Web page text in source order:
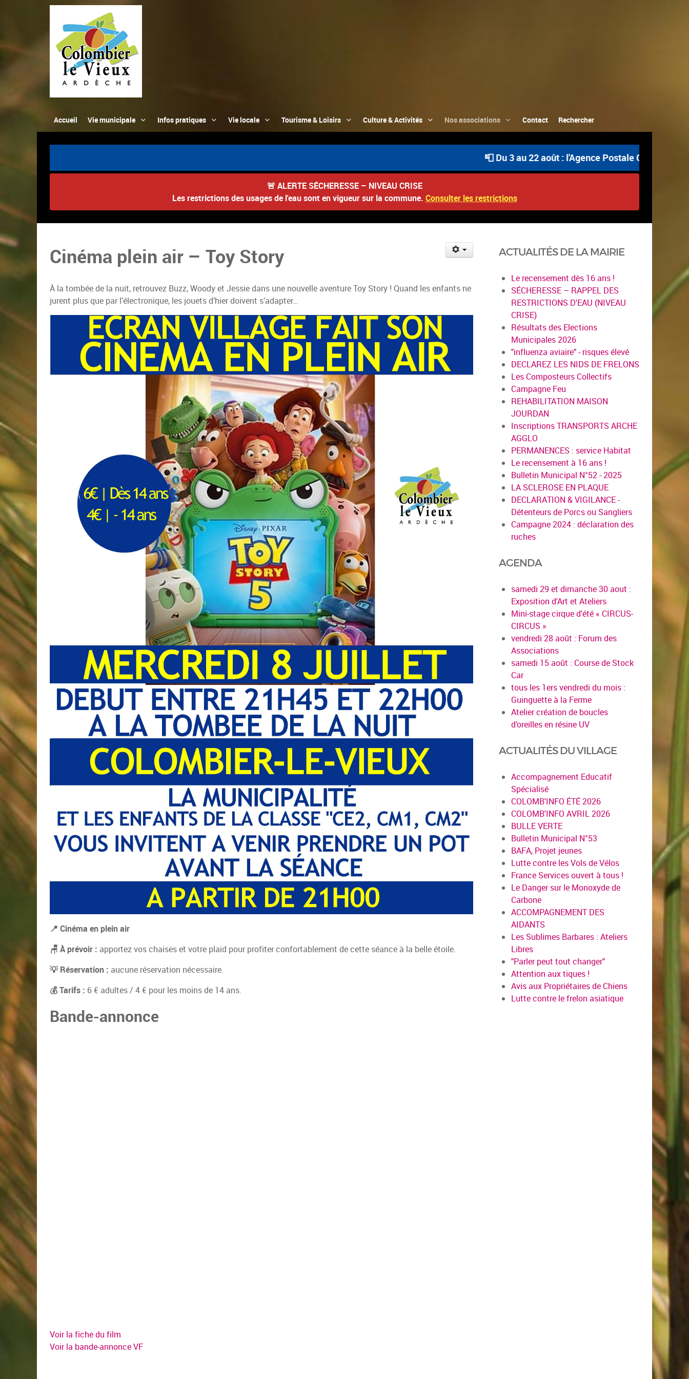
Accueil Vie municipale Infos pratiques Vie locale Tourisme & Loisirs Culture & Activités Nos associations Contact Rechercher
📮 Du 3 au 22 août : l'Agence Postale Communale est
🚨 ALERTE SÉCHERESSE – NIVEAU CRISE
Les restrictions des usages de l'eau sont en vigueur sur la commune. Consulter les restrictions
Cinéma plein air – Toy Story
À la tombée de la nuit, retrouvez Buzz, Woody et Jessie dans une nouvelle aventure Toy Story ! Quand les enfants ne
jurent plus que par l’électronique, les jouets d’hier doivent s’adapter…
📍 Cinéma en plein air
🪑 À prévoir : apportez vos chaises et votre plaid pour profiter confortablement de cette séance à la belle étoile.
💡 Réservation : aucune réservation nécessaire.
💰 Tarifs : 6 € adultes / 4 € pour les moins de 14 ans.
Bande-annonce
Voir la fiche du film
Voir la bande-annonce VF
ACTUALITÉS DE LA MAIRIE
Le recensement dès 16 ans !
SÉCHERESSE – RAPPEL DES
RESTRICTIONS D'EAU (NIVEAU
CRISE)
Résultats des Elections
Municipales 2026
"influenza aviaire" - risques élevé
DECLAREZ LES NIDS DE FRELONS
Les Composteurs Collectifs
Campagne Feu
REHABILITATION MAISON
JOURDAN
Inscriptions TRANSPORTS ARCHE
AGGLO
PERMANENCES : service Habitat
Le recensement à 16 ans !
Bulletin Municipal N°52 - 2025
LA SCLEROSE EN PLAQUE
DECLARATION & VIGILANCE -
Détenteurs de Porcs ou Sangliers
Campagne 2024 : déclaration des
ruches
AGENDA
samedi 29 et dimanche 30 aout :
Exposition d'Art et Ateliers
Mini-stage cirque d'été « CIRCUS-
CIRCUS »
vendredi 28 août : Forum des
Associations
samedi 15 août : Course de Stock
Car
tous les 1ers vendredi du mois :
Guinguette à la Ferme
Atelier création de boucles
d’oreilles en résine UV
ACTUALITÉS DU VILLAGE
Accompagnement Educatif
Spécialisé
COLOMB'INFO ÉTÉ 2026
COLOMB'INFO AVRIL 2026
BULLE VERTE
Bulletin Municipal N°53
BAFA, Projet jeunes
Lutte contre les Vols de Vélos
France Services ouvert à tous !
Le Danger sur le Monoxyde de
Carbone
ACCOMPAGNEMENT DES
AIDANTS
Les Sublimes Barbares : Ateliers
Libres
"Parler peut tout changer"
Attention aux tiques !
Avis aux Propriétaires de Chiens
Lutte contre le frelon asiatique